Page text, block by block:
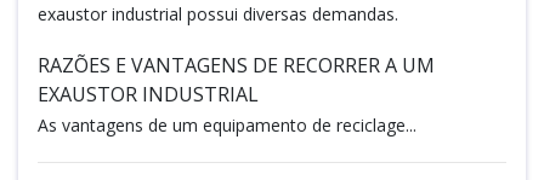
exaustor industrial possui diversas demandas.
RAZÕES E VANTAGENS DE RECORRER A UM
EXAUSTOR INDUSTRIAL
As vantagens de um equipamento de reciclage...